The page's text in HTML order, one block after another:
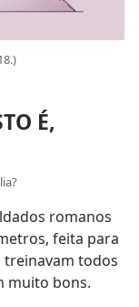
É,
romanos
feita para
treinavam todos
muito bons.